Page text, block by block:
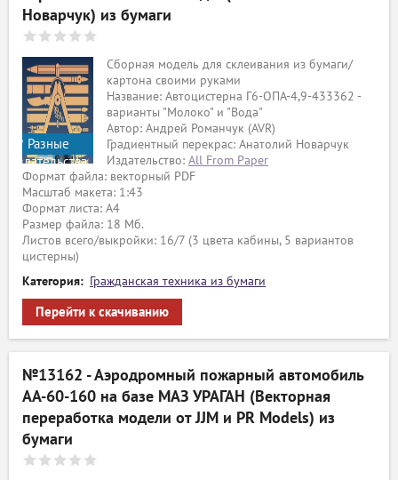
Новарчук) из бумаги
Разные
издательства
Сборная модель для склеивания из бумаги/
картона своими руками
Название: Автоцистерна Г6-ОПА-4,9-433362 -
варианты "Молоко" и "Вода"
Автор: Андрей Романчук (AVR)
Градиентный перекрас: Анатолий Новарчук
Издательство: All From Paper
Формат файла: векторный PDF
Масштаб макета: 1:43
Формат листа: А4
Размер файла: 18 Мб.
Листов всего/выкройки: 16/7 (3 цвета кабины, 5 вариантов
цистерны)
Категория: Гражданская техника из бумаги
Перейти к скачиванию
№13162 - Аэродромный пожарный автомобиль
АА-60-160 на базе МАЗ УРАГАН (Векторная
переработка модели от JJM и PR Models) из
бумаги